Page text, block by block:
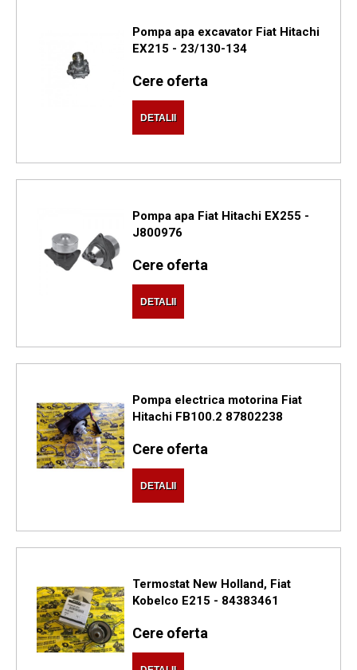
Pompa apa excavator Fiat Hitachi
EX215 - 23/130-134
Cere oferta
DETALII
Pompa apa Fiat Hitachi EX255 -
J800976
Cere oferta
DETALII
Pompa electrica motorina Fiat
Hitachi FB100.2 87802238
Cere oferta
DETALII
Termostat New Holland, Fiat
Kobelco E215 - 84383461
Cere oferta